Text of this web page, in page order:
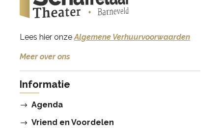
Lees hier onzeAlgemene Verhuurvoorwaarden
Meer over ons
Informatie
Agenda
Vriend en Voordelen